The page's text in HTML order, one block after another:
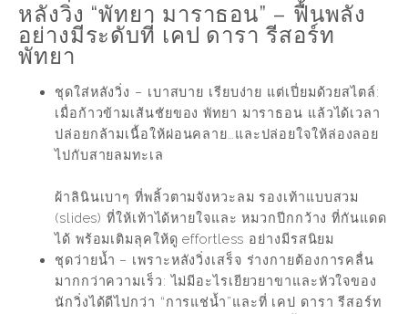
หลังวิ่ง “พัทยา มาราธอน” – ฟื้นพลัง
อย่างมีระดับที่ เคป ดารา รีสอร์ท
พัทยา
ชุดใส่หลังวิ่ง – เบาสบาย เรียบง่าย แต่เปี่ยมด้วยสไตล์:
เมื่อก้าวข้ามเส้นชัยของ พัทยา มาราธอน แล้วได้เวลา
ปล่อยกล้ามเนื้อให้ผ่อนคลาย…และปล่อยใจให้ล่องลอย
ไปกับสายลมทะเล
ผ้าลินินเบาๆ ที่พลิ้วตามจังหวะลม รองเท้าแบบสวม
(slides) ที่ให้เท้าได้หายใจและ หมวกปีกกว้าง ที่กันแดด
ได้ พร้อมเติมลุคให้ดู effortless อย่างมีรสนิยม
ชุดว่ายน้ำ – เพราะหลังวิ่งเสร็จ ร่างกายต้องการคลื่น
มากกว่าความเร็ว: ไม่มีอะไรเยียวยาขาและหัวใจของ
นักวิ่งได้ดีไปกว่า “การแช่น้ำ”และที่ เคป ดารา รีสอร์ท